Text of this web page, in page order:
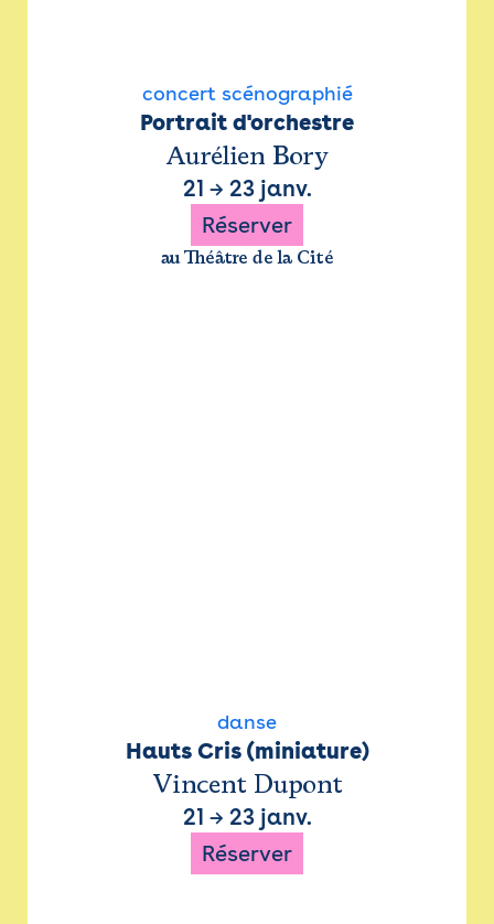
concert scénographié
Portrait d'orchestre
Aurélien Bory
21 → 23 janv.
Réserver
au Théâtre de la Cité
danse
Hauts Cris (miniature)
Vincent Dupont
21 → 23 janv.
Réserver